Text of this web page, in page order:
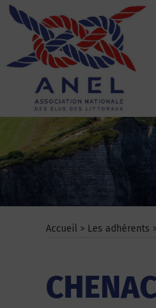
Aller
contenu
ANEL
Accueil > Les adhérents >